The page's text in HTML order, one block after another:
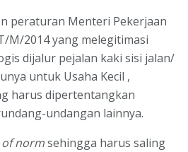
peraturan Menteri Pekerjaan
M/2014 yang melegitimasi
dijalur pejalan kaki sisi jalan/
untuk Usaha Kecil ,
harus dipertentangkan
undangan lainnya.
normsehingga harus saling